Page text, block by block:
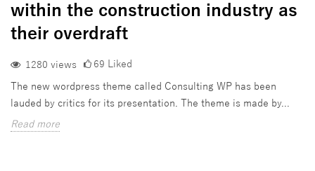
within the construction industry as
their overdraft
1280 views 69 Liked
The new wordpress theme called Consulting WP has been
lauded by critics for its presentation. The theme is made by...
Read more